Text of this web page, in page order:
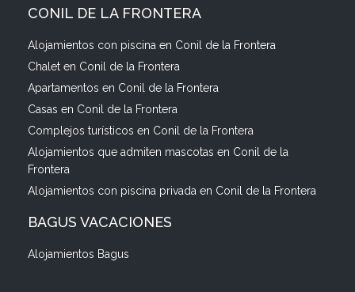
CONIL DE LA FRONTERA
Alojamientos con piscina en Conil de la Frontera
Chalet en Conil de la Frontera
Apartamentos en Conil de la Frontera
Casas en Conil de la Frontera
Complejos turísticos en Conil de la Frontera
Alojamientos que admiten mascotas en Conil de la
Frontera
Alojamientos con piscina privada en Conil de la Frontera
BAGUS VACACIONES
Alojamientos Bagus